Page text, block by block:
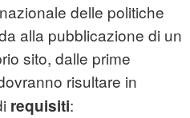
delle politiche
alla pubblicazione di un
sito, dalle prime
risultare in
requisiti: